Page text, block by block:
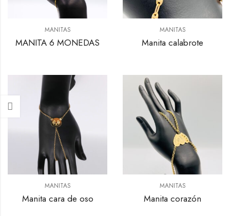
MANITAS
MANITA 6 MONEDAS
MANITAS
Manita calabrote
MANITAS
Manita cara de oso
MANITAS
Manita corazón